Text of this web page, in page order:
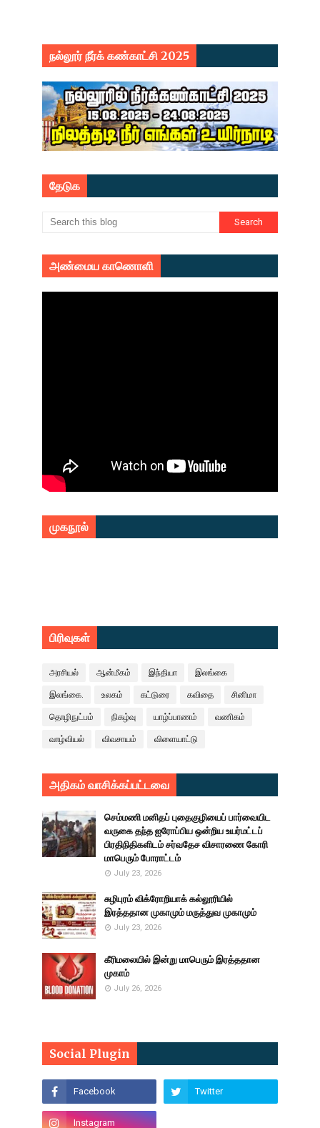
நல்லூர் நீர்க் கண்காட்சி 2025
தேடுக
அண்மைய காணொளி
முகநூல்
பிரிவுகள்
அரசியல் ஆன்மீகம் இந்தியா இலங்கை
இலங்கை. உலகம் கட்டுரை கவிதை சினிமா
தொழிநுட்பம் நிகழ்வு யாழ்ப்பாணம் வணிகம்
வாழ்வியல் விவசாயம் விளையாட்டு
அதிகம் வாசிக்கப்பட்டவை
செம்மணி மனிதப் புதைகுழியைப் பார்வையிட
வருகை தந்த ஐரோப்பிய ஒன்றிய உயர்மட்டப்
பிரதிநிதிகளிடம் சர்வதேச விசாரணை கோரி
மாபெரும் போராட்டம்
July 23, 2026
சுழிபுரம் விக்ரோறியாக் கல்லூரியில்
இரத்ததான முகாமும் மருத்துவ முகாமும்
July 23, 2026
கீரிமலையில் இன்று மாபெரும் இரத்ததான
முகாம்
July 26, 2026
Social Plugin